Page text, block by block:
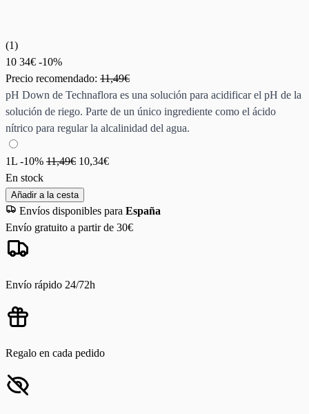
(1)
10 34€ -10%
Precio recomendado: 11,49€
pH Down de Technaflora es una solución para acidificar el pH de la
solución de riego. Parte de un único ingrediente como el ácido
nítrico para regular la alcalinidad del agua.
1L -10% 11,49€ 10,34€
En stock
Añadir a la cesta
Envíos disponibles para España
Envío gratuito a partir de 30€
Envío rápido 24/72h
Regalo en cada pedido